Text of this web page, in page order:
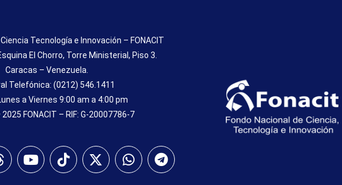
Tecnología e Innovación – FONACIT
El Chorro, Torre Ministerial, Piso 3.
Caracas – Venezuela.
Telefónica: (0212) 546.1411
a Viernes 9:00 am a 4:00 pm
FONACIT – RIF: G-20007786-7